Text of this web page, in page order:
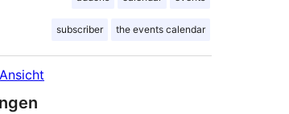
subscriber the events calendar